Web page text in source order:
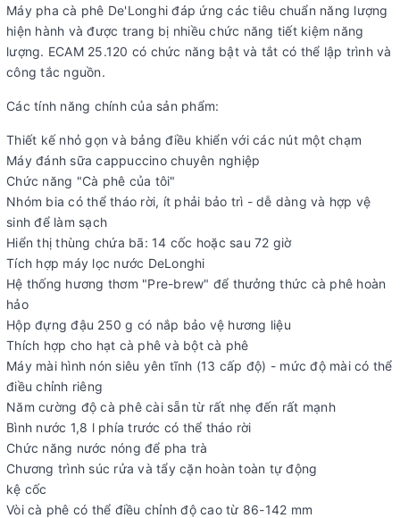
Máy pha cà phê De'Longhi đáp ứng các tiêu chuẩn năng lượng
hiện hành và được trang bị nhiều chức năng tiết kiệm năng
lượng. ECAM 25.120 có chức năng bật và tắt có thể lập trình và
công tắc nguồn.
Các tính năng chính của sản phẩm:
Thiết kế nhỏ gọn và bảng điều khiển với các nút một chạm
Máy đánh sữa cappuccino chuyên nghiệp
Chức năng "Cà phê của tôi"
Nhóm bia có thể tháo rời, ít phải bảo trì - dễ dàng và hợp vệ
sinh để làm sạch
Hiển thị thùng chứa bã: 14 cốc hoặc sau 72 giờ
Tích hợp máy lọc nước DeLonghi
Hệ thống hương thơm "Pre-brew" để thưởng thức cà phê hoàn
hảo
Hộp đựng đậu 250 g có nắp bảo vệ hương liệu
Thích hợp cho hạt cà phê và bột cà phê
Máy mài hình nón siêu yên tĩnh (13 cấp độ) - mức độ mài có thể
điều chỉnh riêng
Năm cường độ cà phê cài sẵn từ rất nhẹ đến rất mạnh
Bình nước 1,8 l phía trước có thể tháo rời
Chức năng nước nóng để pha trà
Chương trình súc rửa và tẩy cặn hoàn toàn tự động
kệ cốc
Vòi cà phê có thể điều chỉnh độ cao từ 86-142 mm